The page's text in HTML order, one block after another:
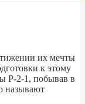
их мечты
к этому
Р-2-1, побывав в
называют